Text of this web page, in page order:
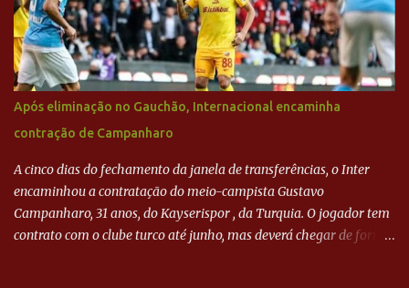
Após eliminação no Gauchão, Internacional encaminha
contração de Campanharo
A cinco dias do fechamento da janela de transferências, o Inter
encaminhou a contratação do meio-campista Gustavo
Campanharo, 31 anos, do Kayserispor , da Turquia. O jogador tem
contrato com o clube turco até junho, mas deverá chegar de forma